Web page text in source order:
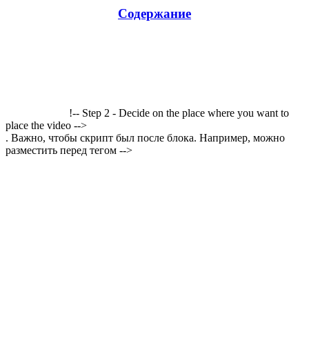
Содержание
!-- Step 2 - Decide on the place where you want to
place the video -->
. Важно, чтобы скрипт был после блока. Например, можно
разместить перед тегом -->